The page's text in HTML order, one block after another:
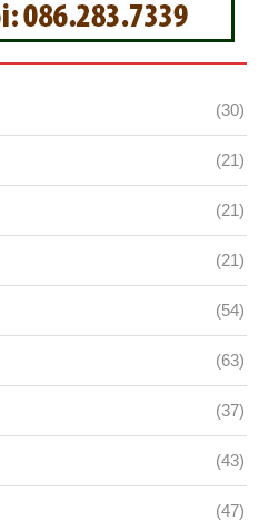
(30)
(21)
(21)
(21)
(54)
(63)
(37)
(43)
(47)